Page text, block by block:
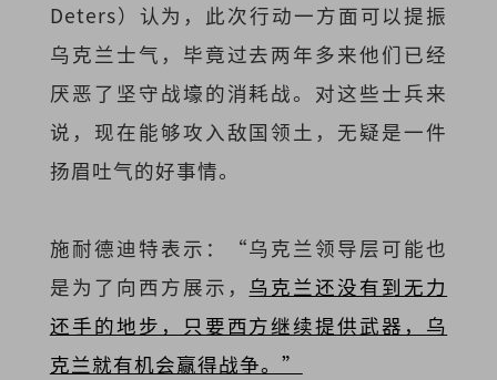
Deters）认为，此次行动一方面可以提振
乌克兰士气，毕竟过去两年多来他们已经
厌恶了坚守战壕的消耗战。对这些士兵来
说，现在能够攻入敌国领土，无疑是一件
扬眉吐气的好事情。
施耐德迪特表示：“乌克兰领导层可能也
是为了向西方展示， 乌克兰还没有到无力
还手的地步，只要西方继续提供武器，乌
克兰就有机会赢得战争。”